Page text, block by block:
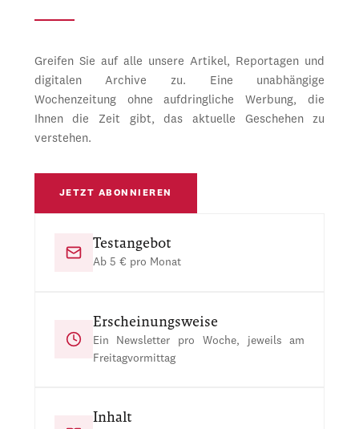
Greifen Sie auf alle unsere Artikel, Reportagen und
digitalen Archive zu. Eine unabhängige
Wochenzeitung ohne aufdringliche Werbung, die
Ihnen die Zeit gibt, das aktuelle Geschehen zu
verstehen.
JETZT ABONNIEREN
Testangebot
Ab 5 € pro Monat
Erscheinungsweise
Ein Newsletter pro Woche, jeweils am
Freitagvormittag
Inhalt